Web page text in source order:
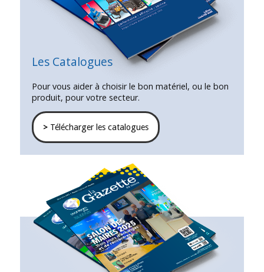
Les Catalogues
Pour vous aider à choisir le bon matériel, ou le bon
produit, pour votre secteur.
>Télécharger les catalogues